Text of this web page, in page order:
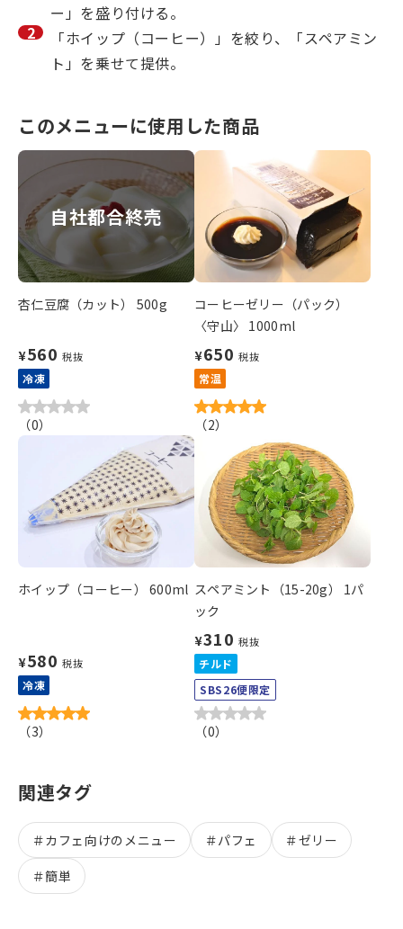
ー」を盛り付ける。
「ホイップ（コーヒー）」を絞り、「スペアミン
ト」を乗せて提供。
このメニューに使用した商品
自社都合終売
杏仁豆腐（カット） 500g
¥560 税抜
冷凍
（0）
コーヒーゼリー（パック）
〈守山〉 1000ml
¥650 税抜
常温
（2）
ホイップ（コーヒー） 600ml
¥580 税抜
冷凍
（3）
スペアミント（15-20g） 1パ
ック
¥310 税抜
チルド
SBS26便限定
（0）
関連タグ
＃カフェ向けのメニュー ＃パフェ ＃ゼリー
＃簡単